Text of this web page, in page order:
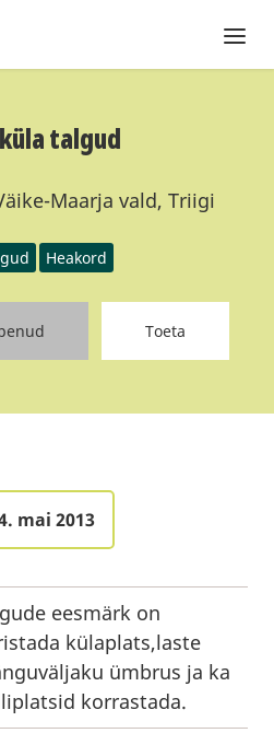
talgud
Maarja vald, Triigi
Heakord
Toeta
mai 2013
eesmärk on
külaplats,laste
ümbrus ja ka
korrastada.